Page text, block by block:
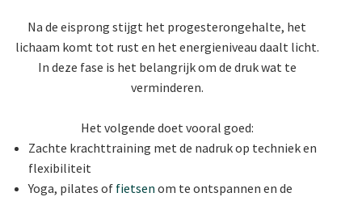
Na de eisprong stijgt het progesterongehalte, het
lichaam komt tot rust en het energieniveau daalt licht.
In deze fase is het belangrijk om de druk wat te
verminderen.
Het volgende doet vooral goed:
Zachte krachttraining met de nadruk op techniek en
flexibiliteit
Yoga, pilates of fietsen om te ontspannen en de